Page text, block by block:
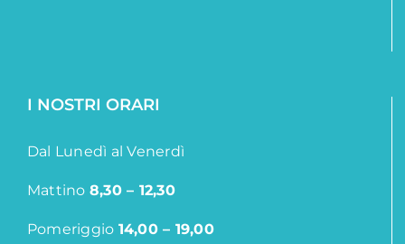
I NOSTRI ORARI
Dal Lunedì al Venerdì
Mattino 8,30 – 12,30
Pomeriggio 14,00 – 19,00